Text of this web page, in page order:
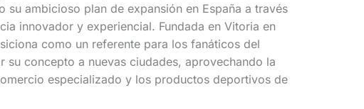
su ambicioso plan de expansión en España a través
innovador y experiencial. Fundada en Vitoria en
como un referente para los fanáticos del
su concepto a nuevas ciudades, aprovechando la
especializado y los productos deportivos de